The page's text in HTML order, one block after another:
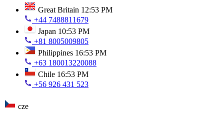
Great Britain 12:53 PM
+44 7488811679
Japan 10:53 PM
+81 8005009805
Philippines 16:53 PM
+63 180013220088
Chile 16:53 PM
+56 926 431 523
cze